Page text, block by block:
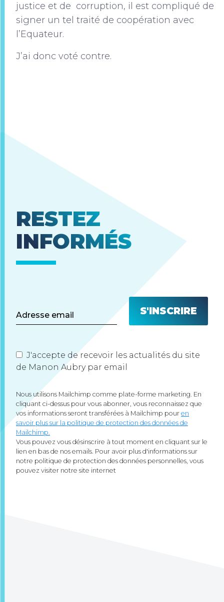
justice et de corruption, il est compliqué de
signer un tel traité de coopération avec
l’Equateur.
J’ai donc voté contre.
RESTEZ
INFORMÉS
J'accepte de recevoir les actualités du site
de Manon Aubry par email
Nous utilisons Mailchimp comme plate-forme marketing. En
cliquant ci-dessus pour vous abonner, vous reconnaissez que
vos informations seront transférées à Mailchimp pour en
savoir plus sur la politique de protection des données de
Mailchimp.
Vous pouvez vous désinscrire à tout moment en cliquant sur le
lien en bas de nos emails. Pour avoir plus d'informations sur
notre politique de protection des données personnelles, vous
pouvez visiter notre site internet